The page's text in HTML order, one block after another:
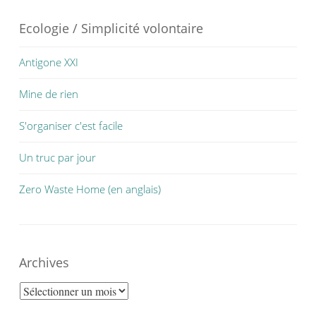
Ecologie / Simplicité volontaire
Antigone XXI
Mine de rien
S'organiser c'est facile
Un truc par jour
Zero Waste Home (en anglais)
Archives
Archives